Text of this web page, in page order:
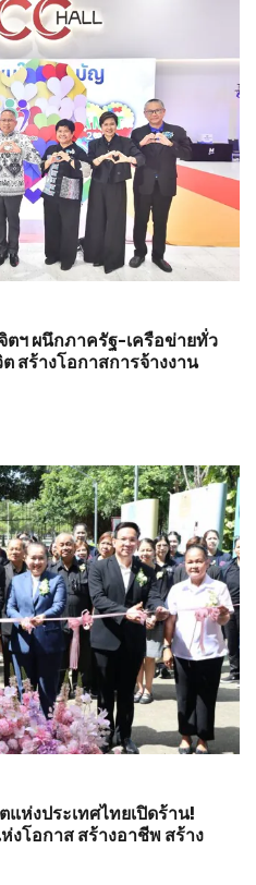
ตฯ ผนึกภาครัฐ-เครือข่ายทั่ว
สร้างโอกาสการจ้างงาน
ห่งประเทศไทยเปิดร้าน!
โอกาส สร้างอาชีพ สร้าง